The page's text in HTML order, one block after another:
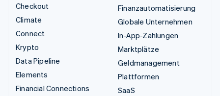
Checkout
Climate
Connect
Krypto
Data Pipeline
Elements
Financial Connections
Finanzautomatisierung
Globale Unternehmen
In-App-Zahlungen
Marktplätze
Geldmanagement
Plattformen
SaaS